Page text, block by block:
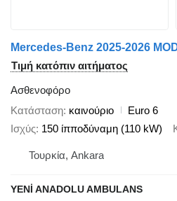
Mercedes-Benz 2025-2026
Τιμή κατόπιν αιτήματος
Ασθενοφόρο
Κατάσταση καινούριο
Euro 6
Ισχύς 150 ίπποδύναμη (110 kW)
Τουρκία, Ankara
YENİ ANADOLU AMBULANS